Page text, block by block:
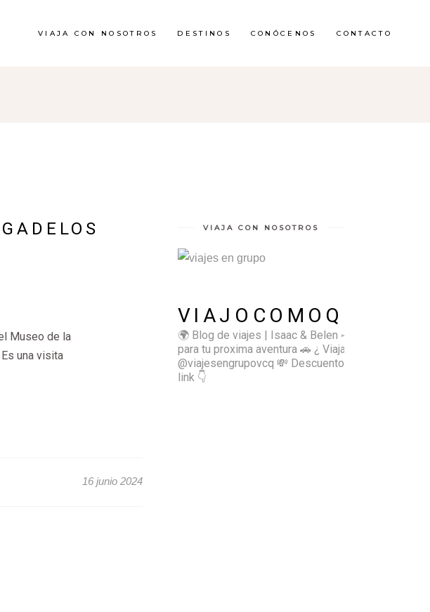
VIAJA CON NOSOTROS DESTINOS CONÓCENOS CONTACTO
Museo de la
una visita
16 junio 2024
VIAJA CON NOSOTROS
VIAJOCOMOQUIERO
🌍 Blog de viajes | Isaac & Belen ✈️ Inspírate
para tu proxima aventura 🚗 ¿ Viajas sol@? 👉🏻
@viajesengrupovcq 💸 Descuentos y tips en el
link 👇